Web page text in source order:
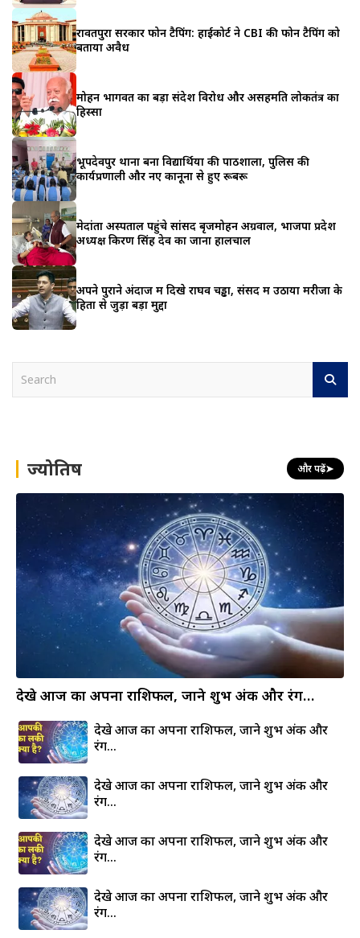
रावतपुरा सरकार फोन टैपिंग: हाईकोर्ट ने CBI की फोन टैपिंग को
बताया अवैध
मोहन भागवत का बड़ा संदेश विरोध और असहमति लोकतंत्र का
हिस्सा
भूपदेवपुर थाना बना विद्यार्थियों की पाठशाला, पुलिस की
कार्यप्रणाली और नए कानूनों से हुए रूबरू
मेदांता अस्पताल पहुंचे सांसद बृजमोहन अग्रवाल, भाजपा प्रदेश
अध्यक्ष किरण सिंह देव का जाना हालचाल
अपने पुराने अंदाज में दिखे राघव चड्ढा, संसद में उठाया मरीजों के
हितों से जुड़ा बड़ा मुद्दा
h ज्योतिष और पढ़ें➤
देखे आज का अपना राशिफल, जाने शुभ अंक और रंग…
देखे आज का अपना राशिफल, जाने शुभ अंक और
रंग…
देखे आज का अपना राशिफल, जाने शुभ अंक और
रंग…
देखे आज का अपना राशिफल, जाने शुभ अंक और
रंग…
देखे आज का अपना राशिफल, जाने शुभ अंक और
रंग…